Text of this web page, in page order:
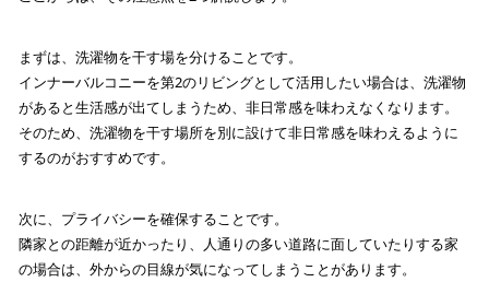
まずは、洗濯物を干す場を分けることです。
インナーバルコニーを第2のリビングとして活用したい場合は、洗濯物
があると生活感が出てしまうため、非日常感を味わえなくなります。
そのため、洗濯物を干す場所を別に設けて非日常感を味わえるように
するのがおすすめです。
次に、プライバシーを確保することです。
隣家との距離が近かったり、人通りの多い道路に面していたりする家
の場合は、外からの目線が気になってしまうことがあります。